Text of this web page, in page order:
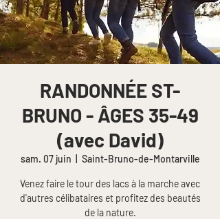
RANDONNÉE ST-
BRUNO - ÂGES 35-49
(avec David)
sam. 07 juin Saint-Bruno-de-Montarville
Venez faire le tour des lacs à la marche avec
d'autres célibataires et profitez des beautés
de la nature.